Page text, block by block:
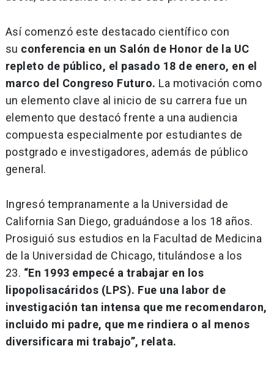
Así comenzó este destacado científico con
su conferencia en un Salón de Honor de la UC
repleto de público, el pasado 18 de enero, en el
marco del Congreso Futuro. La motivación como
un elemento clave al inicio de su carrera fue un
elemento que destacó frente a una audiencia
compuesta especialmente por estudiantes de
postgrado e investigadores, además de público
general.
Ingresó tempranamente a la Universidad de
California San Diego, graduándose a los 18 años.
Prosiguió sus estudios en la Facultad de Medicina
de la Universidad de Chicago, titulándose a los
23. “En 1993 empecé a trabajar en los
lipopolisacáridos (LPS). Fue una labor de
investigación tan intensa que me recomendaron,
incluido mi padre, que me rindiera o al menos
diversificara mi trabajo”, relata.